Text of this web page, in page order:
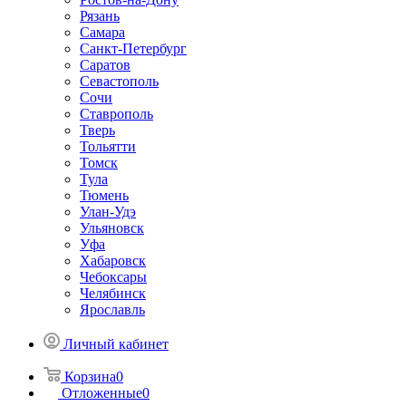
Рязань
Самара
Санкт-Петербург
Саратов
Севастополь
Сочи
Ставрополь
Тверь
Тольятти
Томск
Тула
Тюмень
Улан-Удэ
Ульяновск
Уфа
Хабаровск
Чебоксары
Челябинск
Ярославль
Личный кабинет
Корзина0
Отложенные0